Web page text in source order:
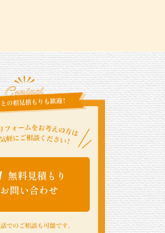
無料見積もり
お問い合わせ